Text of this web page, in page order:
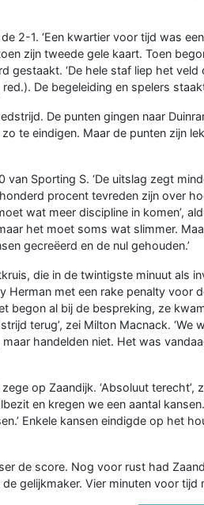
2-1. ‘Een kwartier voor tijd was
zijn tweede gele kaart. Toen
gestaakt. ‘De hele staf liep het
De begeleiding en spelers
De punten gingen naar
te eindigen. Maar de punten zijn
Sporting S. ‘De uitslag zegt
procent tevreden zijn over
wat meer discipline in komen’,
het moet soms wat slimmer.
gecreëerd en de nul gehouden.’
die in de twintigste minuut als
Herman met een rake penalty voor
begon al bij de bespreking, ze
terug’, zei Milton Macnack. ‘We
handelden niet. Het was
op Zaandijk. ‘Absoluut terecht’,
en kregen we een aantal
Enkele kansen eindigde op het
de score. Nog voor rust had
gelijkmaker. Vier minuten voor tijd